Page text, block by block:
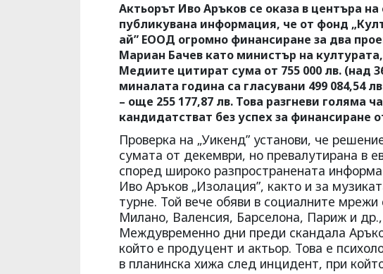
Актьорът Иво Аръков се оказа в центъра
публикувана информация, че от фонд
ай” ЕООД огромно финансиране за два
Мариан Бачев като министър на
Медиите цитират сума от 755 000 лв. (над
миналата година са гласувани 499 084,54
– още 255 177,87 лв. Това разгневи голяма
кандидатстват без успех за финансиране
Проверка на „Уикенд” установи, че
сумата от декември, но превалутирана в
според широко разпространената
Иво Аръков „Изолация”, както и за
турне. Той вече обяви в социалните
Милано, Валенсия, Барселона, Париж и
Междувременно дни преди скандала
който е продуцент и актьор. Това е
в планинска хижа след инцидент, при